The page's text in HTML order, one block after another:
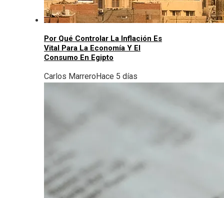
Por Qué Controlar La Inflación Es
Vital Para La Economía Y El
Consumo En Egipto
Carlos MarreroHace 5 días